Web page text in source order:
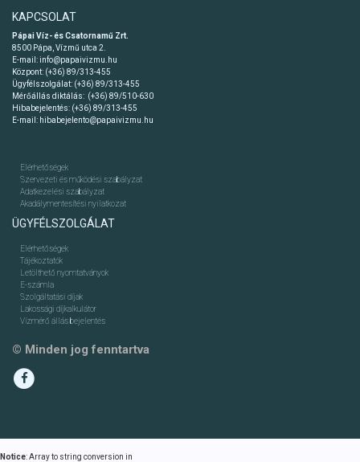
KAPCSOLAT
Pápai Víz- és Csatornamű Zrt.
8500 Pápa, Vízmű utca 2.
E-mail:info@papaivizmu.hu
Központ: (+36) 89/313-455
Ügyfélszolgálat: (+36) 89/313-455
Mérőállás diktálás: (+36) 89/510-630
Hibabejelentés: (+36) 89/313-455
E-mail: hibabejelento@papaivizmu.hu
Elérhetőségek
Szervezeti és működési szabályzat
Adatkezelési szabályzat
Akadálymentesítési nyilatkozat
ÜGYFÉLSZOLGÁLAT
Elérhetőségek
Tájékoztatók
Letölthető nyomtatványok
E-számla
Szolgáltatási díjak
Lakossági díjkalkulátor
Vízmérő állás bejelentés
© Minden jog fenntartva
Notice: Array to string conversion in